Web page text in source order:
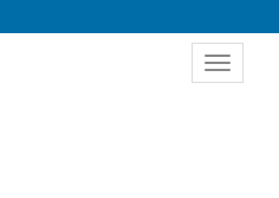
Toggle